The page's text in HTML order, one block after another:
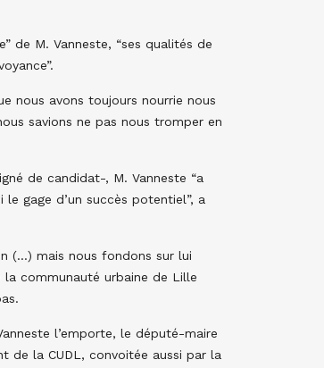
de M. Vanneste, “ses qualités de
nous avons toujours nourrie nous
savions ne pas nous tromper en
de candidat-, M. Vanneste “a
le gage d’un succès potentiel”, a
(…) mais nous fondons sur lui
communauté urbaine de Lille
l’emporte, le député-maire
de la CUDL, convoitée aussi par la